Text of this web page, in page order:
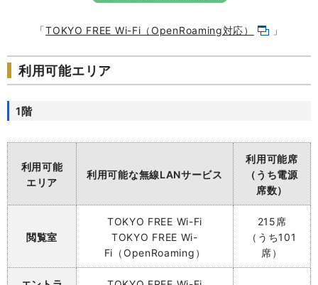
「TOKYO FREE Wi-Fi（OpenRoaming対応） 」
利用可能エリア
1階
利用可能
エリア
利用可能な無線LANサービス
利用可能席
（うち電源
席数）
閲覧室
TOKYO FREE Wi-Fi
TOKYO FREE Wi-
Fi（OpenRoaming）
215席
（うち101
席）